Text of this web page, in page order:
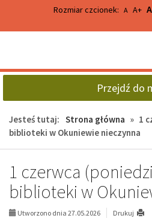
głównej
wyszukiwarki
Rozmiar czcionek: A A+
Przejdź do
Jesteś tutaj: Strona główna » 1
biblioteki w Okuniewie nieczynna
1 czerwca
biblioteki w
Utworzono dnia 27.05.2026 Drukuj